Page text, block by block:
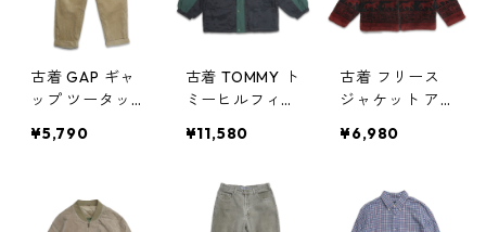
古着 GAP ギャ
ップ ツータッ
ュロイパンツ
gd403921n w4
¥5,790
古着 TOMMY ト
ミーヒルフィガ
ャケット 裏地
記：M gd403
907n w41107
¥11,580
古着 フリース
ジャケット ア
ガンディ 表
906n w41107
¥6,980